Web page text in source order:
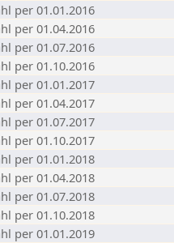
per 01.01.2016
per 01.04.2016
per 01.07.2016
per 01.10.2016
per 01.01.2017
per 01.04.2017
per 01.07.2017
per 01.10.2017
per 01.01.2018
per 01.04.2018
per 01.07.2018
per 01.10.2018
per 01.01.2019